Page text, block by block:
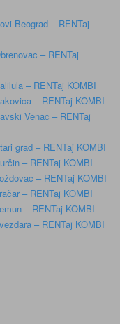
Beograd – RENTaj
– RENTaj
– RENTaj KOMBI
– RENTaj KOMBI
Venac – RENTaj
grad – RENTaj KOMBI
– RENTaj KOMBI
– RENTaj KOMBI
– RENTaj KOMBI
– RENTaj KOMBI
– RENTaj KOMBI